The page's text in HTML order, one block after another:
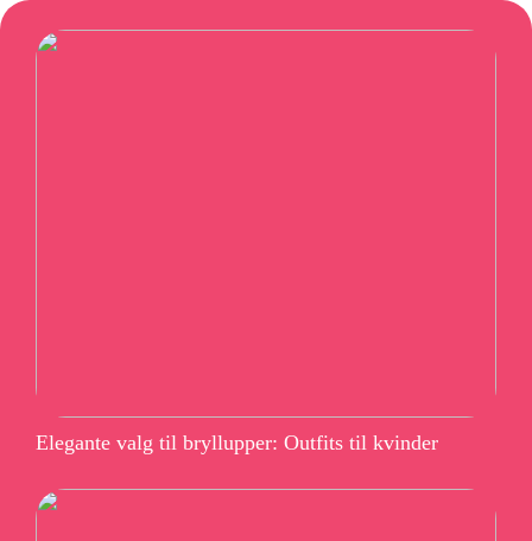
Elegante valg til bryllupper: Outfits til kvinder